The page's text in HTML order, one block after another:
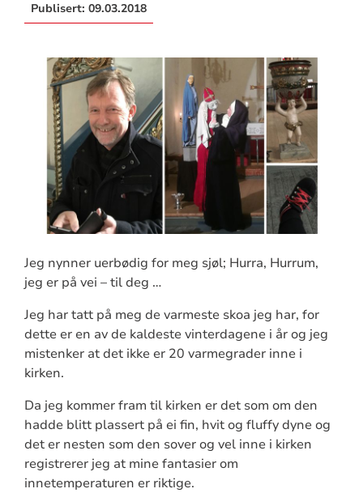
Publisert: 09.03.2018
Jeg nynner uerbødig for meg sjøl; Hurra, Hurrum,
jeg er på vei – til deg …
Jeg har tatt på meg de varmeste skoa jeg har, for
dette er en av de kaldeste vinterdagene i år og jeg
mistenker at det ikke er 20 varmegrader inne i
kirken.
Da jeg kommer fram til kirken er det som om den
hadde blitt plassert på ei fin, hvit og fluffy dyne og
det er nesten som den sover og vel inne i kirken
registrerer jeg at mine fantasier om
innetemperaturen er riktige.